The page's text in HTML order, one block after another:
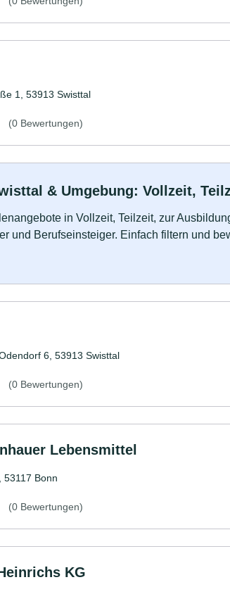
1, 53913 Swisttal
(0 Bewertungen)
& Umgebung: Vollzeit,
in Vollzeit, Teilzeit, zur
und Berufseinsteiger. Einfach filtern und
6, 53913 Swisttal
(0 Bewertungen)
Lebensmittel
53117 Bonn
(0 Bewertungen)
KG